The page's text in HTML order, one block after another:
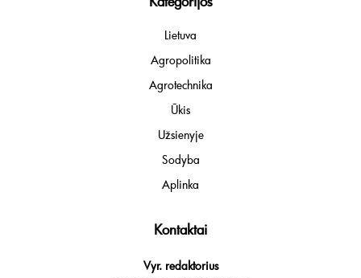
Lietuva
Agropolitika
Agrotechnika
Ūkis
Užsienyje
Sodyba
Aplinka
Kontaktai
Vyr. redaktorius